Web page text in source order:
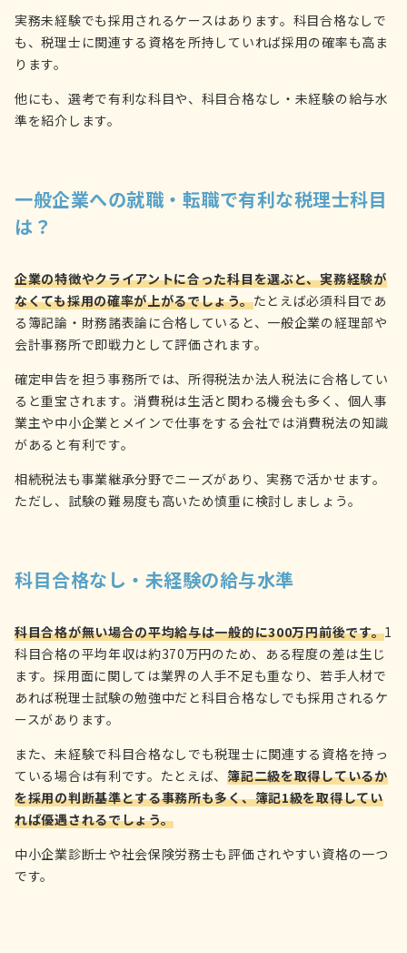
実務未経験でも採用されるケースはあります。科目合格なしで
も、税理士に関連する資格を所持していれば採用の確率も高ま
ります。
他にも、選考で有利な科目や、科目合格なし・未経験の給与水
準を紹介します。
一般企業への就職・転職で有利な税理士科目
は？
企業の特徴やクライアントに合った科目を選ぶと、実務経験が
なくても採用の確率が上がるでしょう。たとえば必須科目であ
る簿記論・財務諸表論に合格していると、一般企業の経理部や
会計事務所で即戦力として評価されます。
確定申告を担う事務所では、所得税法か法人税法に合格してい
ると重宝されます。消費税は生活と関わる機会も多く、個人事
業主や中小企業とメインで仕事をする会社では消費税法の知識
があると有利です。
相続税法も事業継承分野でニーズがあり、実務で活かせます。
ただし、試験の難易度も高いため慎重に検討しましょう。
科目合格なし・未経験の給与水準
科目合格が無い場合の平均給与は一般的に300万円前後です。1
科目合格の平均年収は約370万円のため、ある程度の差は生じ
ます。採用面に関しては業界の人手不足も重なり、若手人材で
あれば税理士試験の勉強中だと科目合格なしでも採用されるケ
ースがあります。
また、未経験で科目合格なしでも税理士に関連する資格を持っ
ている場合は有利です。たとえば、簿記二級を取得しているか
を採用の判断基準とする事務所も多く、簿記1級を取得してい
れば優遇されるでしょう。
中小企業診断士や社会保険労務士も評価されやすい資格の一つ
です。